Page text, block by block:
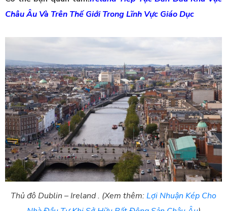
Châu Âu Và Trên Thế Giới Trong Lĩnh Vực Giáo Dục
Thủ đô Dublin – Ireland . (Xem thêm:Lợi Nhuận Kép Cho